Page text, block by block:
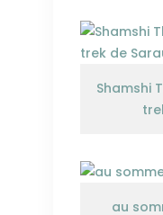
Shamshi
au